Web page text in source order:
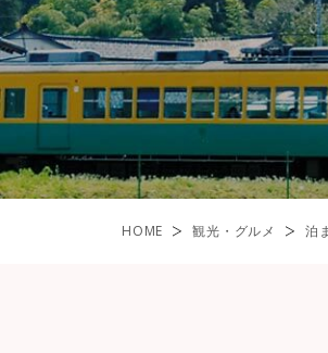
くろべについ
ABOUT KUROBE
イベント情報
EVENT INFO
くろべを楽し
ENJOY KUROBE
HOME 観光・グルメ 泊